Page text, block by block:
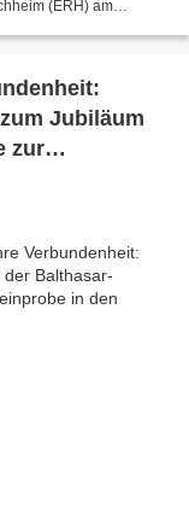
(ERH) am
Jubiläum
zur